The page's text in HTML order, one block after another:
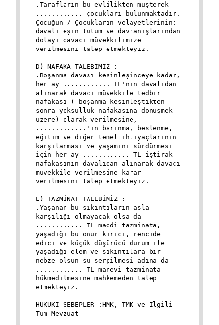
.Tarafların bu evlilikten müşterek
............ çocukları bulunmaktadır.
Çocuğun / Çocukların velayetlerinin;
davalı eşin tutum ve davranışlarından
dolayı davacı müvekkilimize
verilmesini talep etmekteyiz.
D) NAFAKA TALEBİMİZ :
.Boşanma davası kesinleşinceye kadar,
her ay ............ TL'nin davalıdan
alınarak davacı müvekkile tedbir
nafakası ( boşanma kesinleştikten
sonra yoksulluk nafakasına dönüşmek
üzere) olarak verilmesine,
.............'ın barınma, beslenme,
eğitim ve diğer temel ihtiyaçlarının
karşılanması ve yaşamını sürdürmesi
için her ay ............ TL iştirak
nafakasının davalıdan alınarak davacı
müvekkile verilmesine karar
verilmesini talep etmekteyiz.
E) TAZMİNAT TALEBİMİZ :
.Yaşanan bu sıkıntıların asla
karşılığı olmayacak olsa da
............ TL maddi tazminata,
yaşadığı bu onur kırıcı, rencide
edici ve küçük düşürücü durum ile
yaşadığı elem ve sıkıntılara bir
nebze olsun su serpilmesi adına da
............ TL manevi tazminata
hükmedilmesine mahkemeden talep
etmekteyiz.
HUKUKİ SEBEPLER :HMK, TMK ve İlgili
Tüm Mevzuat